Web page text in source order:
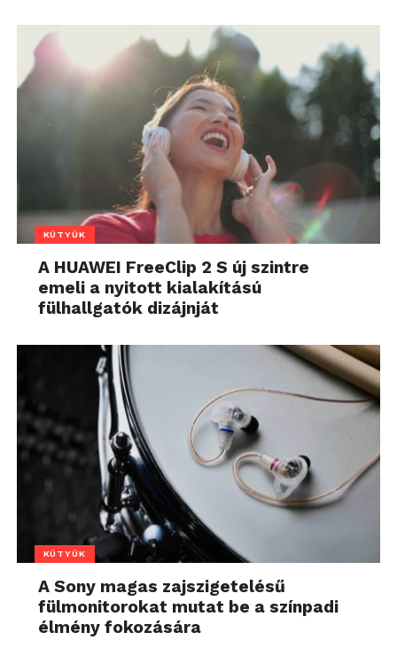
KÜTYÜK
A HUAWEI FreeClip 2 S új szintre
emeli a nyitott kialakítású
fülhallgatók dizájnját
KÜTYÜK
A Sony magas zajszigetelésű
fülmonitorokat mutat be a színpadi
élmény fokozására